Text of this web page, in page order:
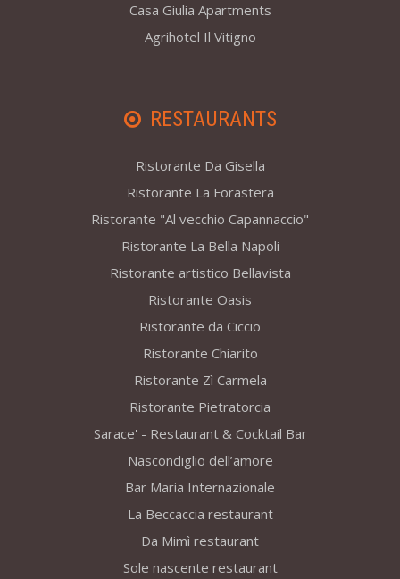
Casa Giulia Apartments
Agrihotel Il Vitigno
RESTAURANTS
Ristorante Da Gisella
Ristorante La Forastera
Ristorante "Al vecchio Capannaccio"
Ristorante La Bella Napoli
Ristorante artistico Bellavista
Ristorante Oasis
Ristorante da Ciccio
Ristorante Chiarito
Ristorante Zì Carmela
Ristorante Pietratorcia
Sarace' - Restaurant & Cocktail Bar
Nascondiglio dell’amore
Bar Maria Internazionale
La Beccaccia restaurant
Da Mimì restaurant
Sole nascente restaurant